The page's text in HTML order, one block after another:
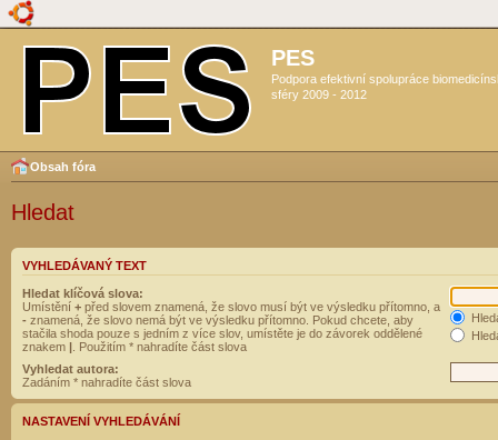
PES
Podpora efektivní spolupráce
sféry 2009 - 2012
Obsah fóra
Hledat
VYHLEDÁVANÝ TEXT
Hledat klíčová slova:
Umístění + před slovem znamená, že slovo musí být ve výsledku přítomno, a
- znamená, že slovo nemá být ve výsledku přítomno. Pokud chcete, aby
stačila shoda pouze s jedním z více slov, umístěte je do závorek oddělené
znakem | . Použitím * nahradíte část slova
Vyhledat autora:
Zadáním * nahradíte část slova
NASTAVENÍ VYHLEDÁVÁNÍ